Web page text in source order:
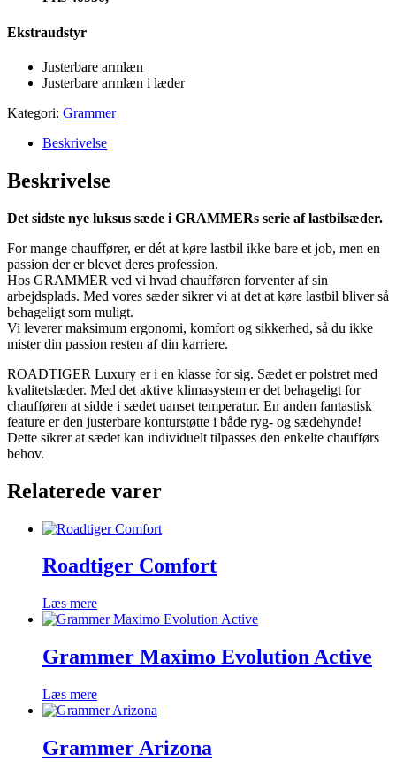
Ekstraudstyr
Justerbare armlæn
Justerbare armlæn i læder
Kategori: Grammer
Beskrivelse
Beskrivelse
Det sidste nye luksus sæde i GRAMMERs serie af lastbilsæder.
For mange chauffører, er dét at køre lastbil ikke bare et job, men en
passion der er blevet deres profession.
Hos GRAMMER ved vi hvad chaufføren forventer af sin
arbejdsplads. Med vores sæder sikrer vi at det at køre lastbil bliver så
behageligt som muligt.
Vi leverer maksimum ergonomi, komfort og sikkerhed, så du ikke
mister din passion resten af din karriere.
ROADTIGER Luxury er i en klasse for sig. Sædet er polstret med
kvalitetslæder. Med det aktive klimasystem er det behageligt for
chaufføren at sidde i sædet uanset temperatur. En anden fantastisk
feature er den justerbare konturstøtte i både ryg- og sædehynde!
Dette sikrer at sædet kan individuelt tilpasses den enkelte chaufførs
behov.
Relaterede varer
Roadtiger Comfort
Læs mere
Grammer Maximo Evolution Active
Læs mere
Grammer Arizona